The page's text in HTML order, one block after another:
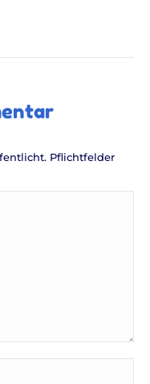
Pflichtfelder